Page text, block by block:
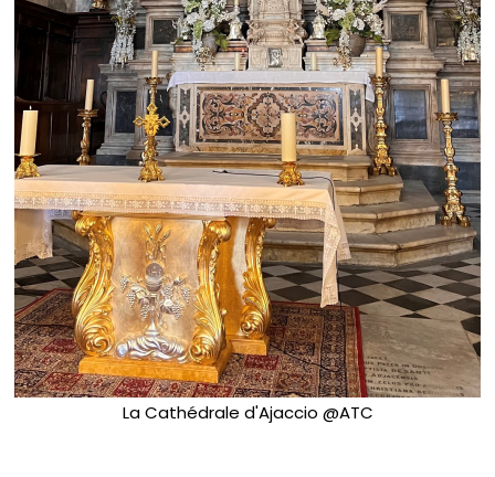
La Cathédrale d'Ajaccio @ATC